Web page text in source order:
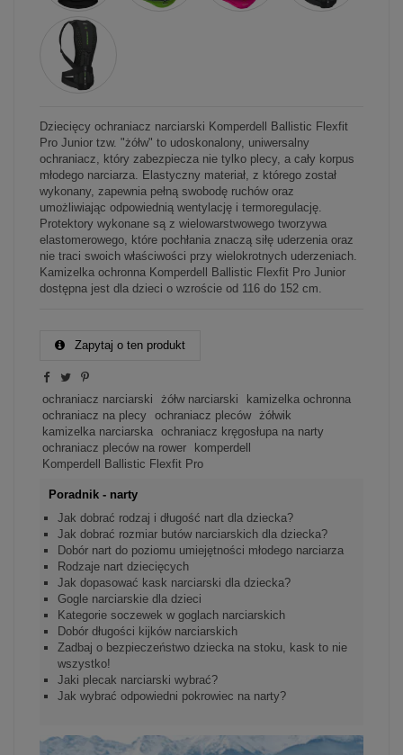
Dziecięcy ochraniacz narciarski Komperdell Ballistic Flexfit
Pro Junior tzw. "żółw" to udoskonalony, uniwersalny
ochraniacz, który zabezpiecza nie tylko plecy, a cały korpus
młodego narciarza. Elastyczny materiał, z którego został
wykonany, zapewnia pełną swobodę ruchów oraz
umożliwiając odpowiednią wentylację i termoregulację.
Protektory wykonane są z wielowarstwowego tworzywa
elastomerowego, które pochłania znaczą siłę uderzenia oraz
nie traci swoich właściwości przy wielokrotnych uderzeniach.
Kamizelka ochronna Komperdell Ballistic Flexfit Pro Junior
dostępna jest dla dzieci o wzroście od 116 do 152 cm.
Zapytaj o ten produkt
ochraniacz narciarski żółw narciarski
kamizelka ochronna
ochraniacz na plecy
ochraniacz pleców
żółwik
kamizelka narciarska
ochraniacz kręgosłupa na narty
ochraniacz pleców na rower
komperdell
Komperdell Ballistic Flexfit Pro
Poradnik - narty
Jak dobrać rodzaj i długość nart dla dziecka?
Jak dobrać rozmiar butów narciarskich dla dziecka?
Dobór nart do poziomu umiejętności młodego narciarza
Rodzaje nart dziecięcych
Jak dopasować kask narciarski dla dziecka?
Gogle narciarskie dla dzieci
Kategorie soczewek w goglach narciarskich
Dobór długości kijków narciarskich
Zadbaj o bezpieczeństwo dziecka na stoku, kask to nie
wszystko!
Jaki plecak narciarski wybrać?
Jak wybrać odpowiedni pokrowiec na narty?